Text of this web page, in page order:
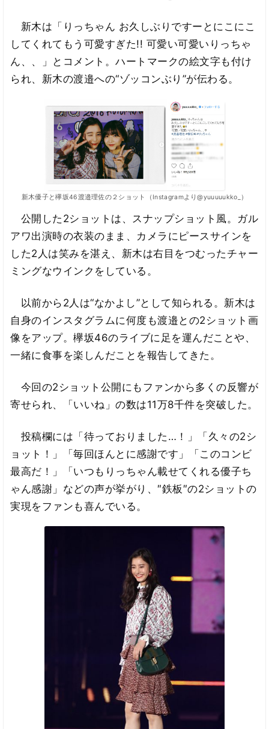
新木は「りっちゃん お久しぶりですーとにこにこ
してくれてもう可愛すぎた!! 可愛い可愛いりっちゃ
ん、、」とコメント。ハートマークの絵文字も付け
られ、新木の渡邉への“ゾッコンぶり”が伝わる。
新木優子と欅坂46渡邉理佐の２ショット（Instagramより@yuuuuukko_）
公開した2ショットは、スナップショット風。ガル
アワ出演時の衣装のまま、カメラにピースサインを
した2人は笑みを湛え、新木は右目をつむったチャー
ミングなウインクをしている。
以前から2人は“なかよし”として知られる。新木は
自身のインスタグラムに何度も渡邉との2ショット画
像をアップ。欅坂46のライブに足を運んだことや、
一緒に食事を楽しんだことを報告してきた。
今回の2ショット公開にもファンから多くの反響が
寄せられ、「いいね」の数は11万8千件を突破した。
投稿欄には「待っておりました…！」「久々の2シ
ョット！」「毎回ほんとに感謝です」「このコンビ
最高だ！」「いつもりっちゃん載せてくれる優子ち
ゃん感謝」などの声が挙がり、″鉄板″の2ショットの
実現をファンも喜んでいる。